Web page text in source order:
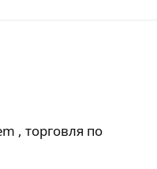
, торговля по